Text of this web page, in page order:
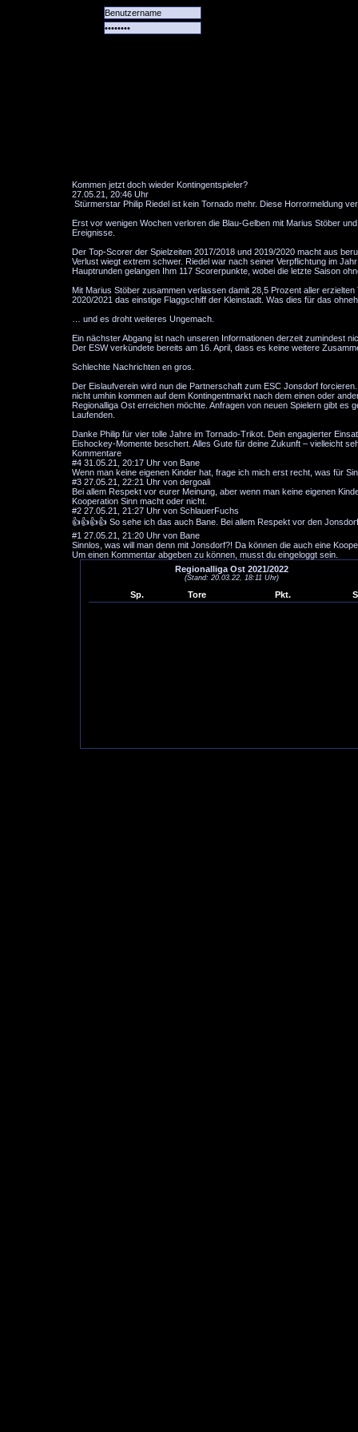
Kommen jetzt doch wieder Kontingentspieler?
27.05.21, 20:46 Uhr
Stürmerstar Philip Riedel ist kein Tornado mehr. Diese Horrormeldung
Erst vor wenigen Wochen verloren die Blau-Gelben mit Marius Stöber
Ereignisse.
Der Top-Scorer der Spielzeiten 2017/2018 und 2019/2020 macht aus
Verlust wiegt extrem schwer. Riedel war nach seiner Verpflichtung im
Hauptrunden gelangen Ihm 117 Scorerpunkte, wobei die letzte Saison
Mit Marius Stöber zusammen verlassen damit 28,5 Prozent aller
2020/2021 das einstige Flaggschiff der Kleinstadt. Was dies für das
… und es droht weiteres Ungemach.
Ein nächster Abgang ist nach unseren Informationen derzeit zumindest
Der ESW verkündete bereits am 16. April, dass es keine weitere
Schlechte Nachrichten en gros.
Der Eislaufverein wird nun die Partnerschaft zum ESC Jonsdorf
nicht umhin kommen auf dem Kontingentmarkt nach dem einen oder
Regionalliga Ost erreichen möchte. Anfragen von neuen Spielern gibt es
Laufenden.
Danke Philip für vier tolle Jahre im Tornado-Trikot. Dein engagierter
Eishockey-Momente beschert. Alles Gute für deine Zukunft – vielleicht
Kommentare
#4 31.05.21, 20:17 Uhr von Bane
Wenn man keine eigenen Kinder hat, frage ich mich erst recht, was für
#3 27.05.21, 22:21 Uhr von dergoali
Bei allem Respekt vor eurer Meinung, aber wenn man keine eigenen
Kooperation Sinn macht oder nicht.
#2 27.05.21, 21:27 Uhr von SchlauerFuchs
👍👍👍👍 So sehe ich das auch Bane. Bei allem Respekt vor den
#1 27.05.21, 21:20 Uhr von Bane
Sinnlos, was will man denn mit Jonsdorf?! Da können die auch eine
Um einen Kommentar abgeben zu können, musst du eingeloggt sein.
Regionalliga Ost 2021/2022
(Stand: 20.03.22, 18:11 Uhr)
Sp. Tore Pkt.